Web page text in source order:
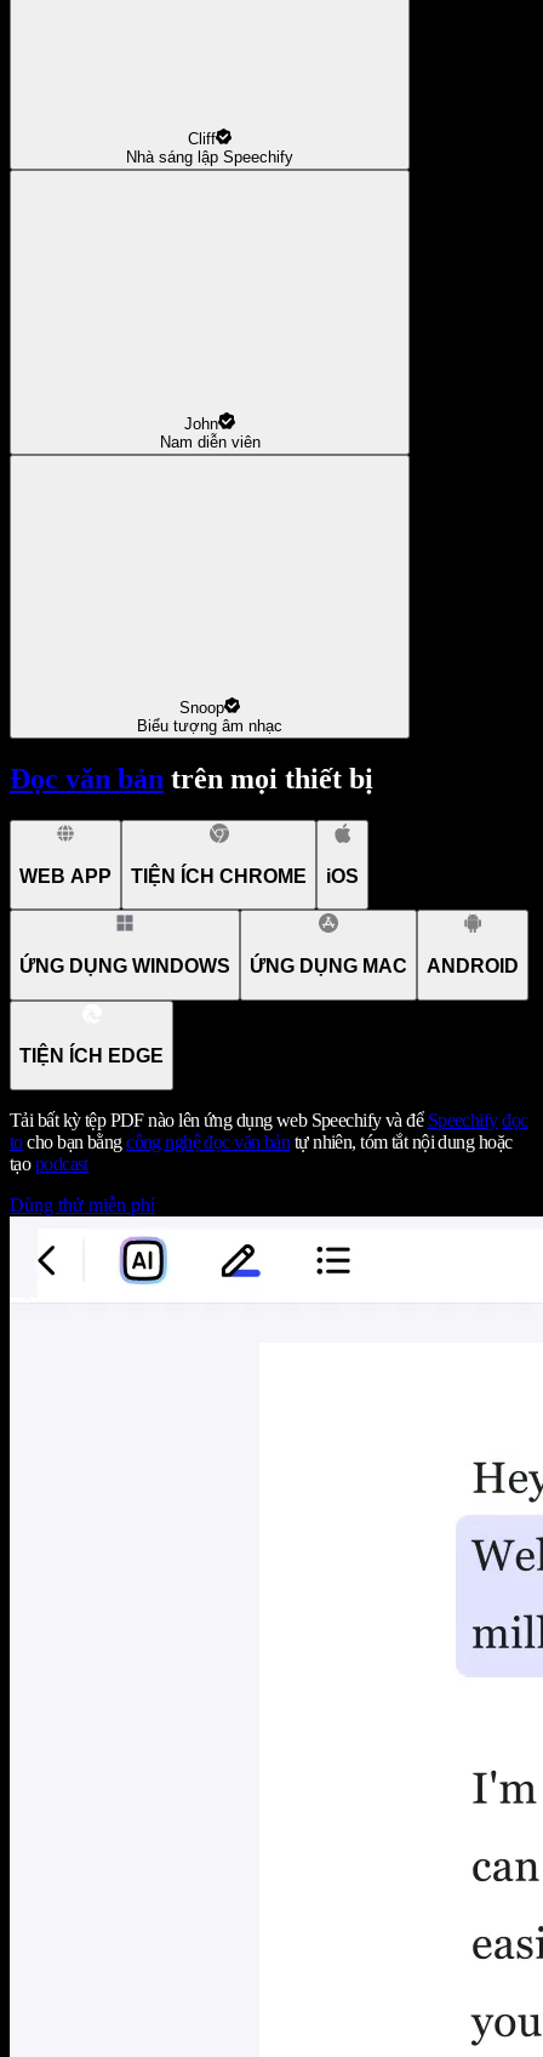
Cliff
Nhà sáng lập Speechify
John
Nam diễn viên
Snoop
Biểu tượng âm nhạc
Đọc văn bản trên mọi thiết bị
WEB APP TIỆN ÍCH CHROME iOS
ỨNG DỤNG WINDOWS ỨNG DỤNG MAC ANDROID
TIỆN ÍCH EDGE
Tải bất kỳ tệp PDF nào lên ứng dụng web Speechify và để Speechify đọc
tocho bạn bằngcông nghệ đọc văn bản tự nhiên, tóm tắt nội dung hoặc
tạopodcast
Dùng thử miễn phí